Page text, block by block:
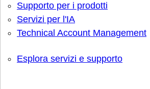
Supporto per i prodotti
Servizi per l'IA
Technical Account Management
Esplora servizi e supporto